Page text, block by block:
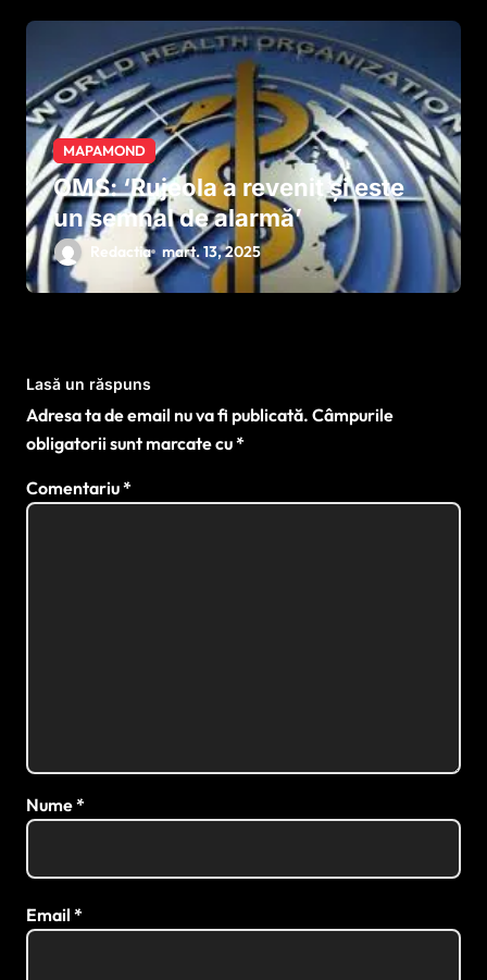
MAPAMOND
OMS: ‘Rujeola a revenit și este
un semnal de alarmă’
Redactia mart. 13, 2025
Lasă un răspuns
Adresa ta de email nu va fi publicată. Câmpurile
obligatorii sunt marcate cu*
Comentariu*
Nume*
Email *